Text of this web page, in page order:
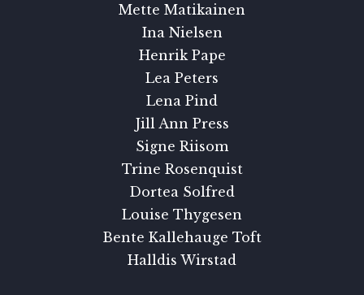
Mette Matikainen
Ina Nielsen
Henrik Pape
Lea Peters
Lena Pind
Jill Ann Press
Signe Riisom
Trine Rosenquist
Dortea Solfred
Louise Thygesen
Bente Kallehauge Toft
Halldis Wirstad